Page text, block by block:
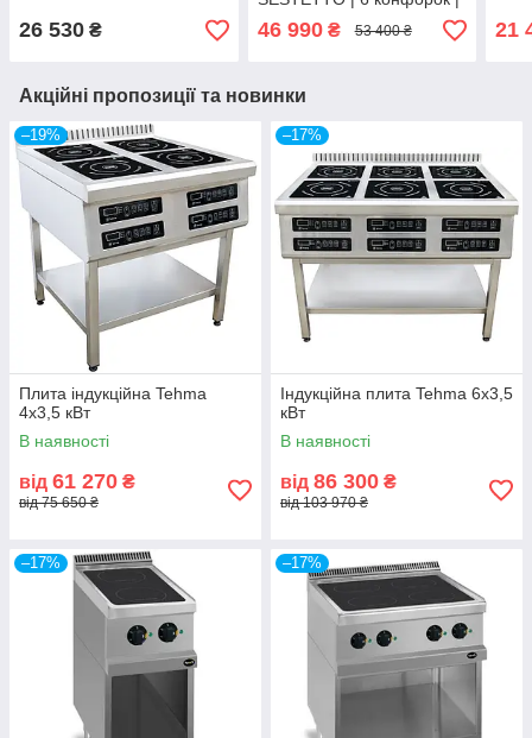
26 530 ₴
21 кВт | 380 В
46 990₴ 53 400 ₴ 21
Акційні пропозиції та новинки
–19%
Плита індукційна Tehma
4х3,5 кВт
В наявності
від 61 270 ₴
від 75 650 ₴
–17%
Індукційна плита Tehma 6х3,5
кВт
В наявності
від 86 300 ₴
від 103 970 ₴
–17% –17%